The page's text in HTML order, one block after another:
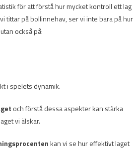
för att förstå hur mycket kontroll ett lag
tittar på bollinnehav, ser vi inte bara på hur
också på:
i spelets dynamik.
och förstå dessa aspekter kan stärka
vi älskar.
kan vi se hur effektivt laget